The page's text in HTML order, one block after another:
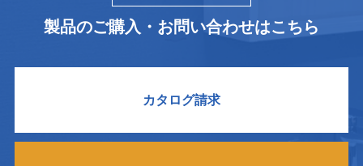
製品のご購入・お問い合わせはこちら
カタログ請求